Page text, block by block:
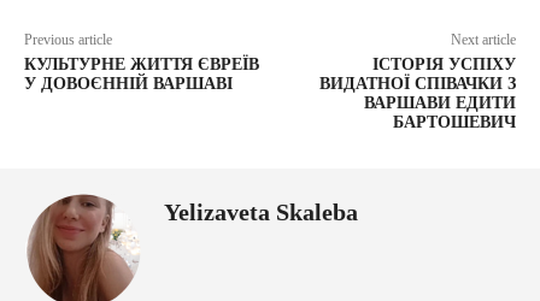
Previous article
КУЛЬТУРНЕ ЖИТТЯ ЄВРЕЇВ
У ДОВОЄННІЙ ВАРШАВІ
Next article
ІСТОРІЯ УСПІХУ
ВИДАТНОЇ СПІВАЧКИ З
ВАРШАВИ ЕДИТИ
БАРТОШЕВИЧ
Yelizaveta Skaleba